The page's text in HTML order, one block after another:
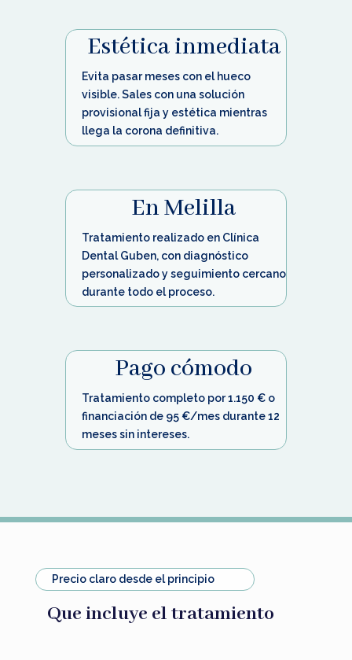
Estética inmediata
Evita pasar meses con el hueco
visible. Sales con una solución
provisional fija y estética mientras
llega la corona definitiva.
En Melilla
Tratamiento realizado en Clínica
Dental Guben, con diagnóstico
personalizado y seguimiento cercano
durante todo el proceso.
Pago cómodo
Tratamiento completo por 1.150 € o
financiación de 95 €/mes durante 12
meses sin intereses.
Precio claro desde el principio
Que incluye el tratamiento